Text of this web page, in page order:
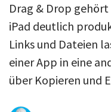
iPad
Tests
Tipps
Magazine
Drag & Drop
iPad deutlich
Links und Dateien
einer App in eine
über Kopieren und